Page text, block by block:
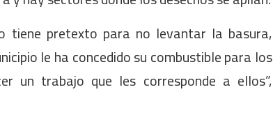
tiene pretexto para no levantar la basura,
le ha concedido su combustible para los
un trabajo que les corresponde a ellos”,